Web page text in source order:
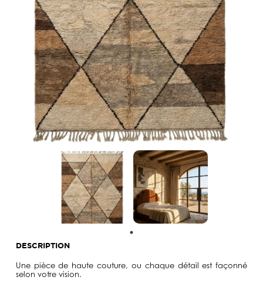
DESCRIPTION
Une pièce de haute couture, ou chaque détail est façonné
selon votre vision.